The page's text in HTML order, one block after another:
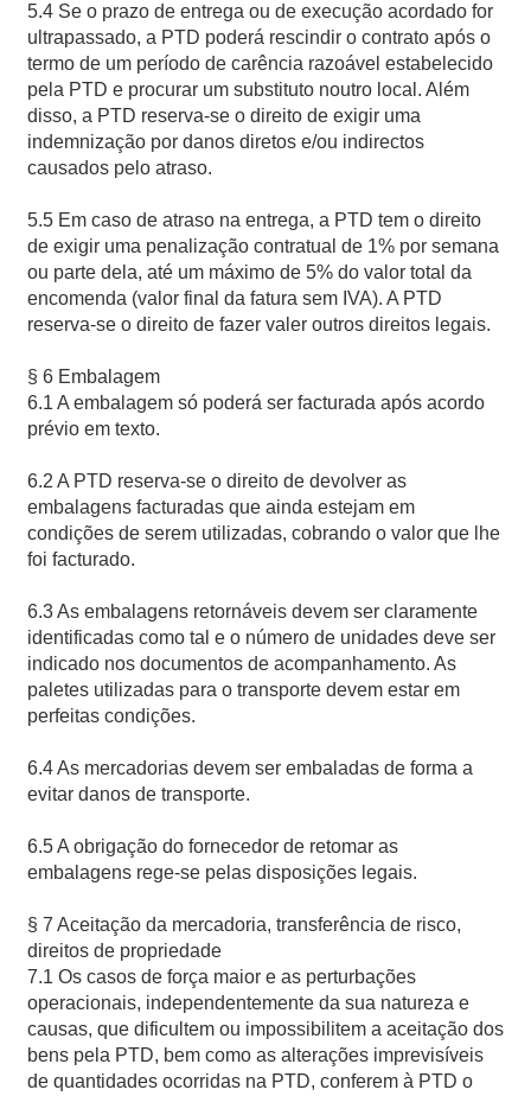
5.4 Se o prazo de entrega ou de execução acordado for
ultrapassado, a PTD poderá rescindir o contrato após o
termo de um período de carência razoável estabelecido
pela PTD e procurar um substituto noutro local. Além
disso, a PTD reserva-se o direito de exigir uma
indemnização por danos diretos e/ou indirectos
causados pelo atraso.
5.5 Em caso de atraso na entrega, a PTD tem o direito
de exigir uma penalização contratual de 1% por semana
ou parte dela, até um máximo de 5% do valor total da
encomenda (valor final da fatura sem IVA). A PTD
reserva-se o direito de fazer valer outros direitos legais.
§ 6 Embalagem
6.1 A embalagem só poderá ser facturada após acordo
prévio em texto.
6.2 A PTD reserva-se o direito de devolver as
embalagens facturadas que ainda estejam em
condições de serem utilizadas, cobrando o valor que lhe
foi facturado.
6.3 As embalagens retornáveis devem ser claramente
identificadas como tal e o número de unidades deve ser
indicado nos documentos de acompanhamento. As
paletes utilizadas para o transporte devem estar em
perfeitas condições.
6.4 As mercadorias devem ser embaladas de forma a
evitar danos de transporte.
6.5 A obrigação do fornecedor de retomar as
embalagens rege-se pelas disposições legais.
§ 7 Aceitação da mercadoria, transferência de risco,
direitos de propriedade
7.1 Os casos de força maior e as perturbações
operacionais, independentemente da sua natureza e
causas, que dificultem ou impossibilitem a aceitação dos
bens pela PTD, bem como as alterações imprevisíveis
de quantidades ocorridas na PTD, conferem à PTD o